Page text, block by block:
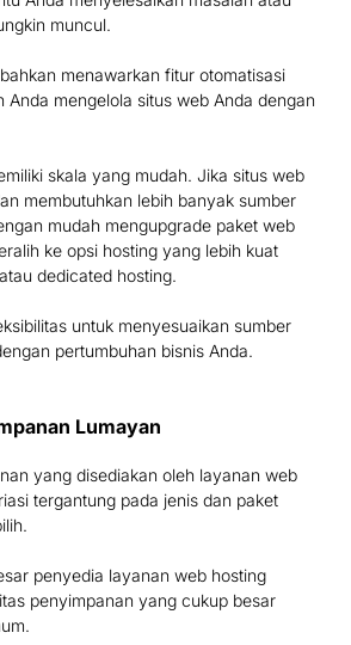
muncul.
menawarkan fitur otomatisasi
Anda mengelola situs web Anda dengan
skala yang mudah. Jika situs web
membutuhkan lebih banyak sumber
mudah mengupgrade paket web
ke opsi hosting yang lebih kuat
dedicated hosting.
untuk menyesuaikan sumber
pertumbuhan bisnis Anda.
Lumayan
yang disediakan oleh layanan web
tergantung pada jenis dan paket
penyedia layanan web hosting
penyimpanan yang cukup besar